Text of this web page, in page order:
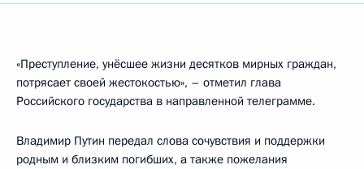
«Преступление, унёсшее жизни десятков мирных граждан,
потрясает своей жестокостью», – отметил глава
Российского государства в направленной телеграмме.
Владимир Путин передал слова сочувствия и поддержки
родным и близким погибших, а также пожелания